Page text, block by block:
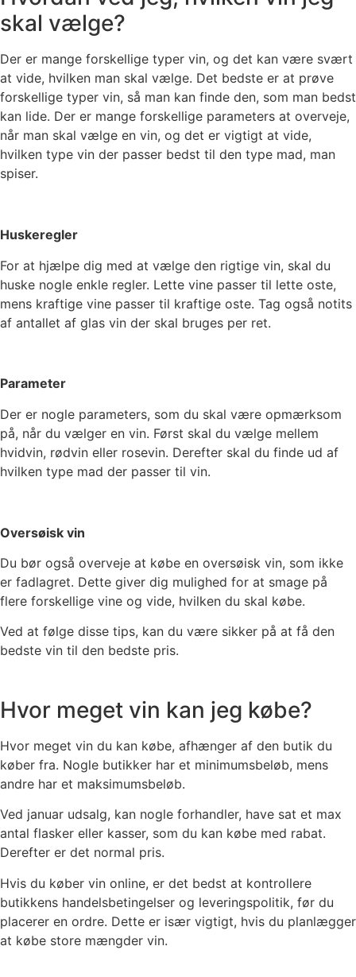
skal vælge?
Der er mange forskellige typer vin, og det kan være svært
at vide, hvilken man skal vælge. Det bedste er at prøve
forskellige typer vin, så man kan finde den, som man bedst
kan lide. Der er mange forskellige parameters at overveje,
når man skal vælge en vin, og det er vigtigt at vide,
hvilken type vin der passer bedst til den type mad, man
spiser.
Huskeregler
For at hjælpe dig med at vælge den rigtige vin, skal du
huske nogle enkle regler. Lette vine passer til lette oste,
mens kraftige vine passer til kraftige oste. Tag også notits
af antallet af glas vin der skal bruges per ret.
Parameter
Der er nogle parameters, som du skal være opmærksom
på, når du vælger en vin. Først skal du vælge mellem
hvidvin, rødvin eller rosevin. Derefter skal du finde ud af
hvilken type mad der passer til vin.
Oversøisk vin
Du bør også overveje at købe en oversøisk vin, som ikke
er fadlagret. Dette giver dig mulighed for at smage på
flere forskellige vine og vide, hvilken du skal købe.
Ved at følge disse tips, kan du være sikker på at få den
bedste vin til den bedste pris.
Hvor meget vin kan jeg købe?
Hvor meget vin du kan købe, afhænger af den butik du
køber fra. Nogle butikker har et minimumsbeløb, mens
andre har et maksimumsbeløb.
Ved januar udsalg, kan nogle forhandler, have sat et max
antal flasker eller kasser, som du kan købe med rabat.
Derefter er det normal pris.
Hvis du køber vin online, er det bedst at kontrollere
butikkens handelsbetingelser og leveringspolitik, før du
placerer en ordre. Dette er især vigtigt, hvis du planlægger
at købe store mængder vin.